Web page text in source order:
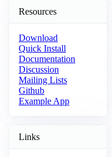
Resources
Download
Quick Install
Documentation
Discussion
Mailing Lists
Github
Example App
Links